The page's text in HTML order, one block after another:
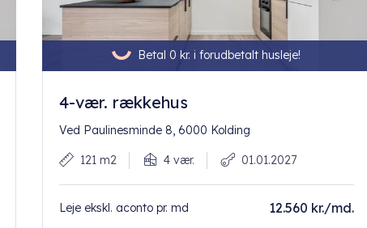
Betal 0 kr. i forudbetalt husleje!
4-vær. rækkehus
Ved Paulinesminde 8, 6000 Kolding
121 m2 4 vær. 01.01.2027
Leje ekskl. aconto pr. md 12.560 kr./md.